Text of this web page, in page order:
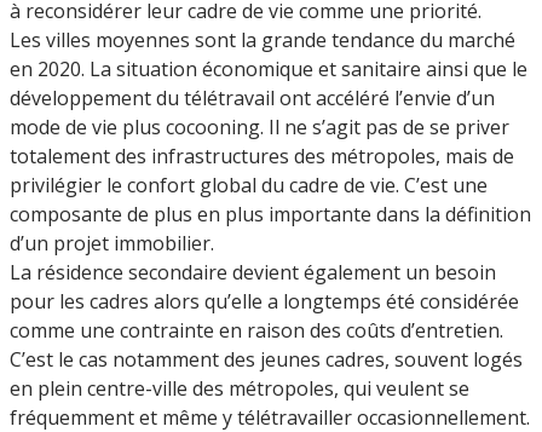
à reconsidérer leur cadre de vie comme une priorité.
Les villes moyennes sont la grande tendance du marché
en 2020. La situation économique et sanitaire ainsi que le
développement du télétravail ont accéléré l’envie d’un
mode de vie plus cocooning. Il ne s’agit pas de se priver
totalement des infrastructures des métropoles, mais de
privilégier le confort global du cadre de vie. C’est une
composante de plus en plus importante dans la définition
d’un projet immobilier.
La résidence secondaire devient également un besoin
pour les cadres alors qu’elle a longtemps été considérée
comme une contrainte en raison des coûts d’entretien.
C’est le cas notamment des jeunes cadres, souvent logés
en plein centre-ville des métropoles, qui veulent se
fréquemment et même y télétravailler occasionnellement.